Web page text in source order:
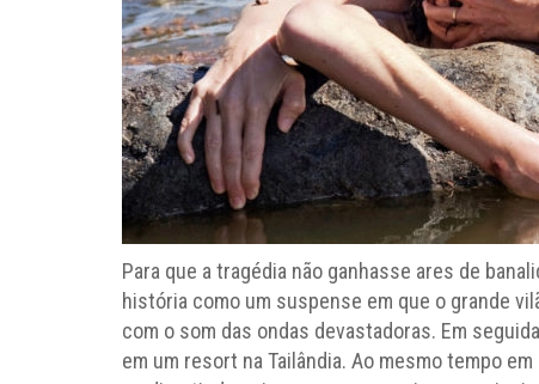
Para que a tragédia não ganhasse ares de
história como um suspense em que o grande
com o som das ondas devastadoras. Em
em um resort na Tailândia. Ao mesmo tempo